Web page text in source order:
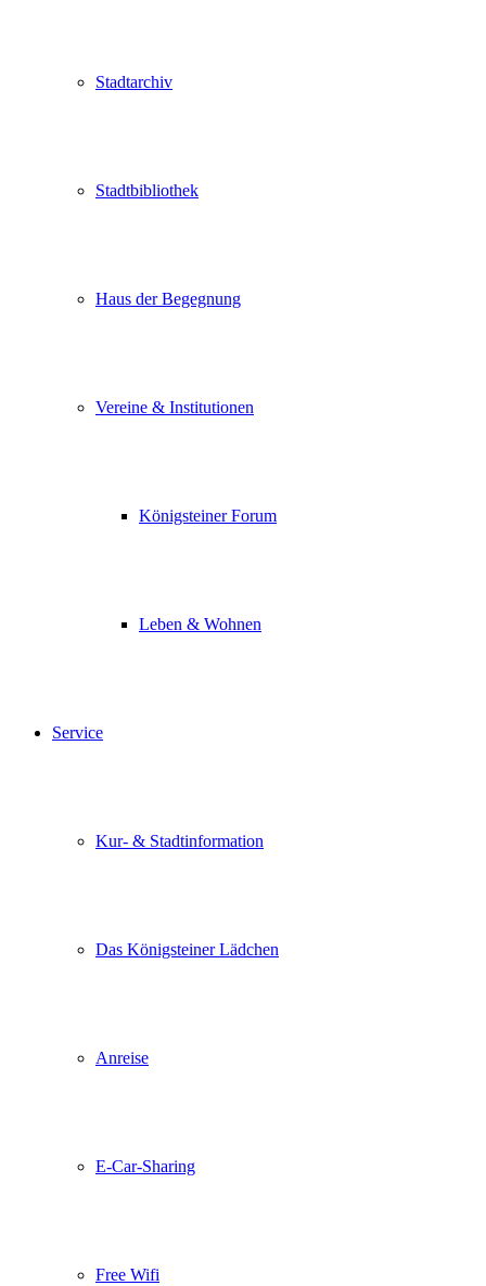
Stadtarchiv
Stadtbibliothek
Haus der Begegnung
Vereine & Institutionen
Königsteiner Forum
Leben & Wohnen
Service
Kur- & Stadtinformation
Das Königsteiner Lädchen
Anreise
E-Car-Sharing
Free Wifi